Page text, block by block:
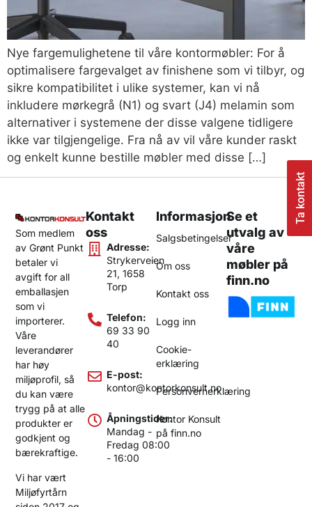
Ta kontakt
Nye fargemulighetene til våre kontormøbler: For å
optimalisere fargevalget av finishene som vi tilbyr, og
sikre kompatibilitet i ulike systemer, kan vi nå
inkludere mørkegrå (N1) og svart (J4) melamin som
alternativer i systemene der disse valgene tidligere
ikke var tilgjengelige. Fra nå av vil våre kunder raskt
og enkelt kunne bestille møbler med disse […]
Som medlem
av Grønt Punkt
betaler vi
avgift for all
emballasjen
som vi
importerer.
Våre
leverandører
har høy
miljøprofil, så
du kan være
trygg på at alle
produkter er
godkjent og
bærekraftige.
Vi har vært
Miljøfyrtårn
Kontakt
oss
Adresse:
Strykerveien
21, 1658
Torp
Telefon:
69 33 90
40
E-post:
kontor@kontorkonsult.no
Åpningstider:
Mandag -
Fredag 08:00
- 16:00
Informasjon
Salgsbetingelser
Om oss
Kontakt oss
Logg inn
Cookie-
erklæring
Personvernerklæring
Kontor Konsult
på finn.no
Se et
utvalg av
våre
møbler på
finn.no